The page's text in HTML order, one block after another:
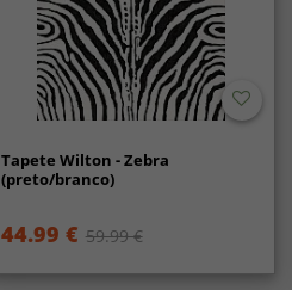
Tapete Wilton - Zebra
(preto/branco)
44.99 € 59.99 €